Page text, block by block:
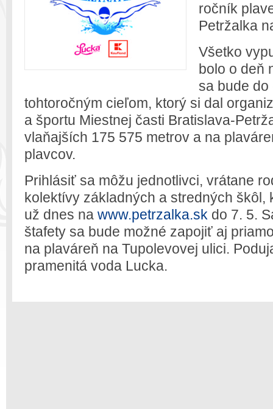
ročník
Petržalka
Všetko
bolo o deň
sa bude
tohtoročným cieľom, ktorý si dal
a športu Miestnej časti Bratislava-
vlaňajších 175 575 metrov a na
plavcov.
Prihlásiť sa môžu jednotlivci, vrátane
kolektívy základných a stredných škôl,
už dnes na www.petrzalka.sk do 7. 5.
štafety sa bude možné zapojiť aj
na plaváreň na Tupolevovej ulici.
pramenitá voda Lucka.